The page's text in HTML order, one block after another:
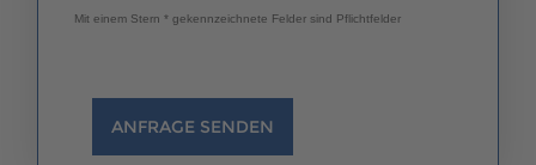
Mit einem Stern * gekennzeichnete Felder sind Pflichtfelder
ANFRAGE SENDEN